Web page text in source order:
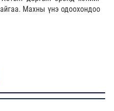
Махны үнэ одоохондоо